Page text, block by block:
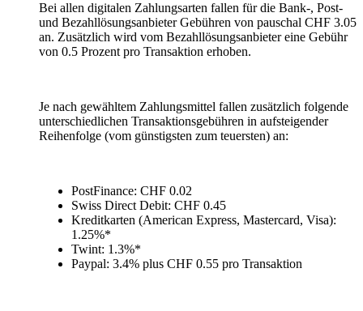
Bei allen digitalen Zahlungsarten fallen für die Bank-, Post-
und Bezahllösungsanbieter Gebühren von pauschal CHF 3.05
an. Zusätzlich wird vom Bezahllösungsanbieter eine Gebühr
von 0.5 Prozent pro Transaktion erhoben.
Je nach gewähltem Zahlungsmittel fallen zusätzlich folgende
unterschiedlichen Transaktionsgebühren in aufsteigender
Reihenfolge (vom günstigsten zum teuersten) an:
PostFinance: CHF 0.02
Swiss Direct Debit: CHF 0.45
Kreditkarten (American Express, Mastercard, Visa):
1.25%*
Twint: 1.3%*
Paypal: 3.4% plus CHF 0.55 pro Transaktion